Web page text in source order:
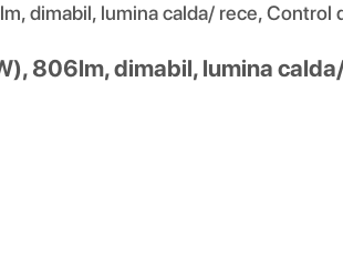
dimabil, lumina calda/ rece, Control
806lm, dimabil, lumina